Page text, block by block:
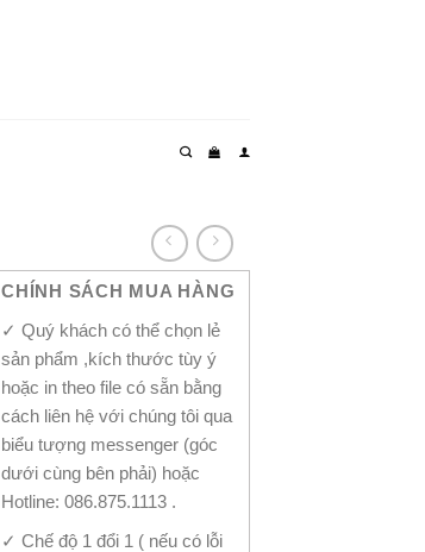
CHÍNH SÁCH MUA HÀNG
✓ Quý khách có thể chọn lẻ
sản phẩm ,kích thước tùy ý
hoặc in theo file có sẵn bằng
cách liên hệ với chúng tôi qua
biểu tượng messenger (góc
dưới cùng bên phải) hoặc
Hotline: 086.875.1113 .
✓ Chế độ 1 đổi 1 ( nếu có lỗi